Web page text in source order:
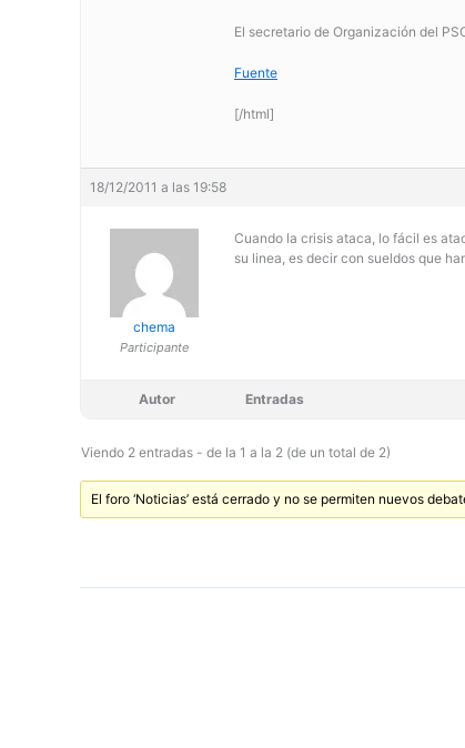
El secretario de Organización del
Fuente
[/html]
18/12/2011 a las 19:58
chema
Participante
Cuando la crisis ataca, lo fácil es
su linea, es decir con sueldos que
Autor Entradas
Viendo 2 entradas - de la 1 a la 2 (de un total de 2)
El foro ‘Noticias’ está cerrado y no se permiten nuevos